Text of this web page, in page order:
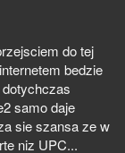
do tej
bedzie
samo daje
sie szansa ze w
niz UPC...